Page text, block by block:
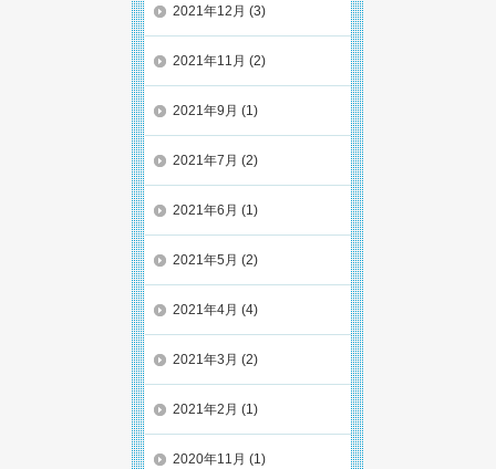
2021年12月 (3)
2021年11月 (2)
2021年9月 (1)
2021年7月 (2)
2021年6月 (1)
2021年5月 (2)
2021年4月 (4)
2021年3月 (2)
2021年2月 (1)
2020年11月 (1)